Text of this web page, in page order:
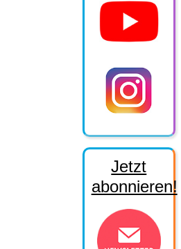
Jetzt
abonnieren!